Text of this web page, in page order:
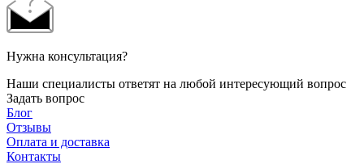
Нужна консультация?
Наши специалисты ответят на любой интересующий вопрос
Задать вопрос
Блог
Отзывы
Оплата и доставка
Контакты